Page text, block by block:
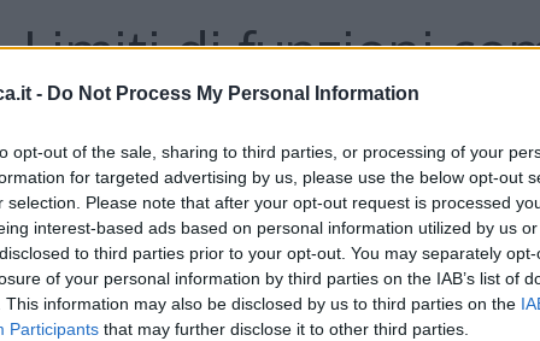
- Do Not Process My Personal Information
opt-out of the sale, sharing to third parties, or processing of your
for targeted advertising by us, please use the below opt-out
selection. Please note that after your opt-out request is processed
interest-based ads based on personal information utilized by us
to third parties prior to your opt-out. You may separately
of your personal information by third parties on the IAB’s list of
This information may also be disclosed by us to third parties on the
Participants that may further disclose it to other third parties.
Limiti di funzioni
i seguenti limiti:
1\[ \lim_{x\rightarrow\infty}\sin\frac{1}{x} \]
del seno: \[
sta all’argomento del seno tende a 0, avremo: \[